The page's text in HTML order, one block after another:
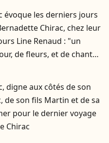
évoque les derniers jours
Chirac, chez leur
Line Renaud : "un
de fleurs, et de chant
digne aux côtés de son
de son fils Martin et de sa
pour le dernier voyage
Chirac